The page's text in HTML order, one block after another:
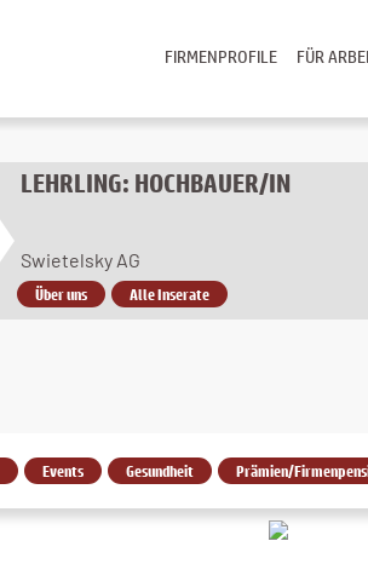
FÜR
FIRMENPROFILE
LEHRLING: HOCHBAUER/IN
Swietelsky AG
Über uns Alle Inserate
Events Gesundheit Prämien/